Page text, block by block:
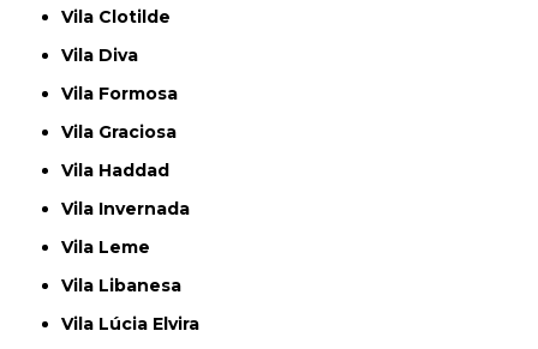
Vila Clotilde
Vila Diva
Vila Formosa
Vila Graciosa
Vila Haddad
Vila Invernada
Vila Leme
Vila Libanesa
Vila Lúcia Elvira